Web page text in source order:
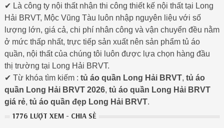
✔ Là công ty nội thất nhận thi công thiết kế nội thất tại Long
Hải BRVT, Mộc Vũng Tàu luôn nhập nguyên liệu với số
lượng lớn, giá cả, chi phí nhân công và vận chuyển đều nằm
ở mức thấp nhất, trực tiếp sản xuất nên sản phẩm tủ áo
quần, nội thất của chúng tôi luôn được lựa chọn hàng đầu
thị trường tại Long Hải BRVT.
✔ Từ khóa tìm kiếm : tủ áo quần Long Hải BRVT, tủ áo
quần Long Hải BRVT 2026, tủ áo quần Long Hải BRVT
giá rẻ, tủ áo quần đẹp Long Hải BRVT.
1776 LƯỢT XEM - CHIA SẺ